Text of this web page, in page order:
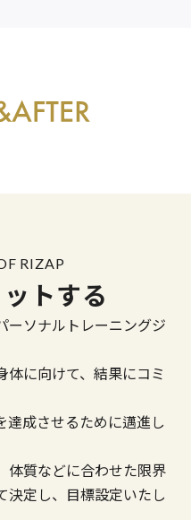
RIZAP
トする
ーソナルトレーニングジ
体に向けて、結果にコミ
達成させるために邁進し
体質などに合わせた限界
決定し、目標設定いたし